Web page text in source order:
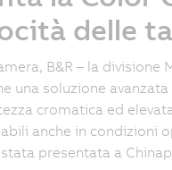
delle
B&R – la
una soluzione
cromatica ed
anche in condizioni
presentata a